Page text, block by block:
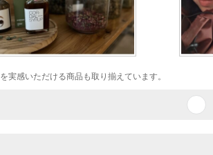
実感いただける商品も取り揃えています。